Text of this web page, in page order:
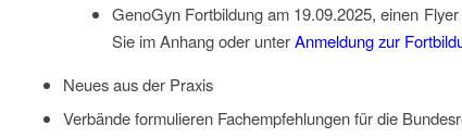
GenoGyn Fortbildung am 19.09.2025, einen
Sie im Anhang oder unterAnmeldung zur
Neues aus der Praxis
Verbände formulieren Fachempfehlungen für die